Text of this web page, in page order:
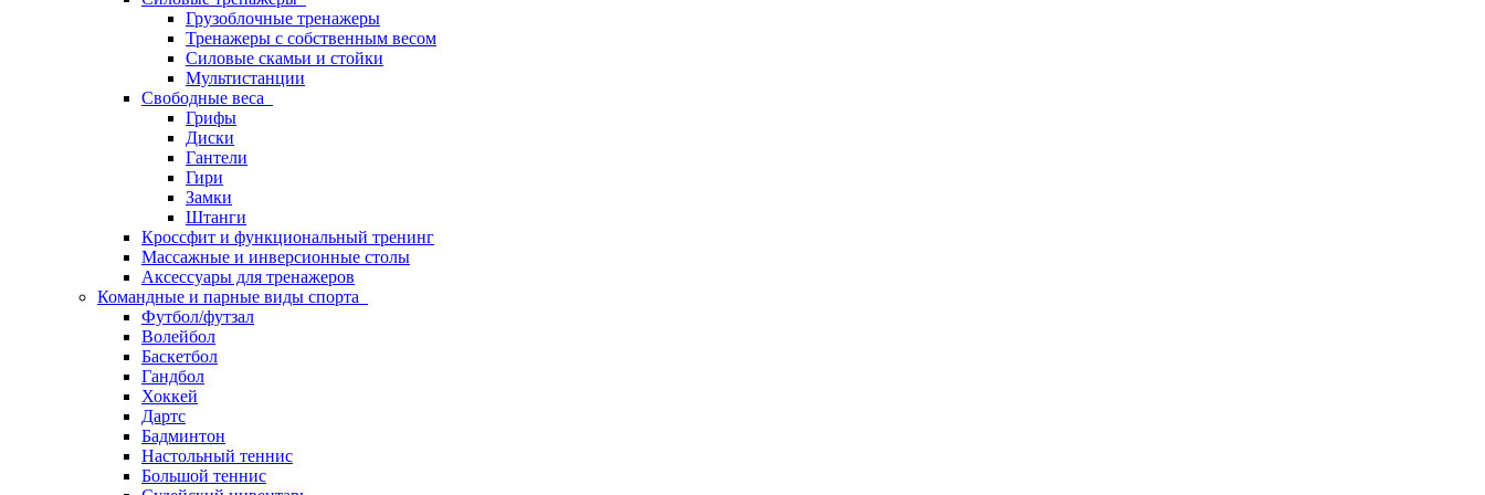
Грузоблочные тренажеры
Тренажеры с собственным весом
Силовые скамьи и стойки
Мультистанции
Свободные веса
Грифы
Диски
Гантели
Гири
Замки
Штанги
Кроссфит и функциональный тренинг
Массажные и инверсионные столы
Аксессуары для тренажеров
Командные и парные виды спорта
Футбол/футзал
Волейбол
Баскетбол
Гандбол
Хоккей
Дартс
Бадминтон
Настольный теннис
Большой теннис